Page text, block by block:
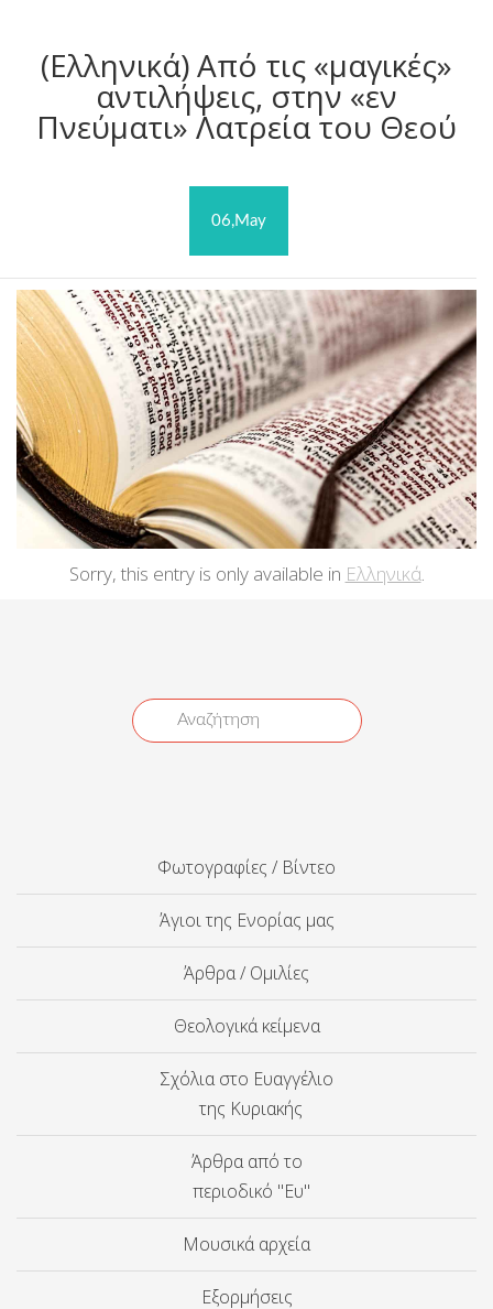
(Ελληνικά) Από τις «μαγικές»
αντιλήψεις, στην «εν
Πνεύματι» Λατρεία του Θεού
06,May
Sorry, this entry is only available in Ελληνικά.
Φωτογραφίες / Βίντεο
Άγιοι της Ενορίας μας
Άρθρα / Ομιλίες
Θεολογικά κείμενα
Σχόλια στο Ευαγγέλιο
της Κυριακής
Άρθρα από το
περιοδικό "Ευ"
Μουσικά αρχεία
Εξορμήσεις